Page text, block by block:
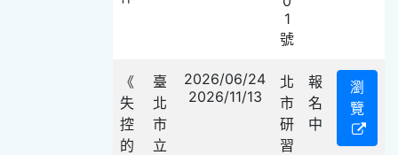
1
號
《
失
控
的
臺
北
市
立
2026/06/24
2026/11/13
北
市
研
習
報
名
中
瀏
覽